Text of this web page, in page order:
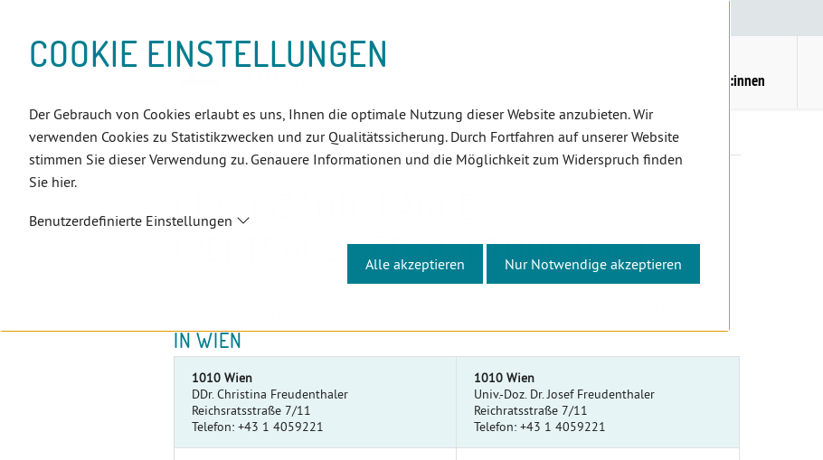
COOKIE EINSTELLUNGEN
Der Gebrauch von Cookies erlaubt es uns, Ihnen die optimale Nutzung dieser Website anzubieten. Wir
verwenden Cookies zu Statistikzwecken und zur Qualitätssicherung. Durch Fortfahren auf unserer Website
stimmen Sie dieser Verwendung zu. Genauere Informationen und die Möglichkeit zum Widerspruch finden
Sie hier.
Benutzerdefinierte Einstellungen
Alle akzeptieren Nur Notwendige akzeptieren
(Accesskey:
(Accesskey:
(Accesskey:
(Accesskey:
(Accesskey:
(Landeszahnärztekammern,
(Accesskey:
(Accesskey:
Patient:innen
Positionsnavigation
Wien Patient:innen Infocenter Gratiszahnspange (Vertragskieferorthopädie)
GRATISZAHNSPANGE
(VERTRAGSKIEFERORTHOPÄDIE)
IN WIEN
1010 Wien
DDr. Christina Freudenthaler
Reichsratsstraße 7/11
Telefon: +43 1 4059221
1010 Wien
Univ.-Doz. Dr. Josef Freudenthaler
Reichratsstraße 7/11
Telefon: +43 1 4059221